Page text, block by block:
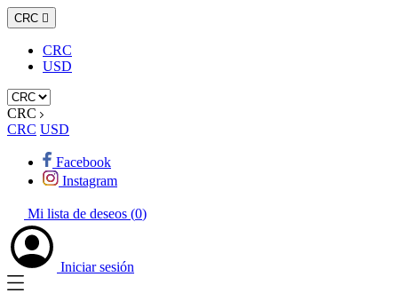
CRC 
CRC
USD
CRC
CRC USD
Facebook
Instagram
Mi lista de deseos (0)
Iniciar sesión